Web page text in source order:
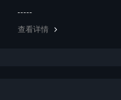
查看详情